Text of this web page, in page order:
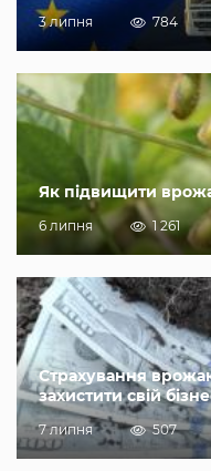
3 липня 784
Як підвищити
6 липня 1 261
Страхування
захистити свій
7 липня 507